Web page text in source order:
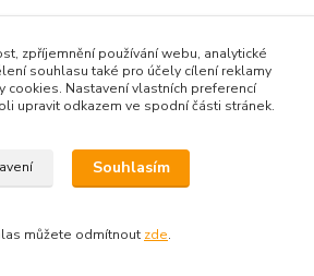
zpříjemnění používání webu, analytické
souhlasu také pro účely cílení reklamy
cookies. Nastavení vlastních preferencí
upravit odkazem ve spodní části stránek.
Souhlasím
můžete odmítnout zde.